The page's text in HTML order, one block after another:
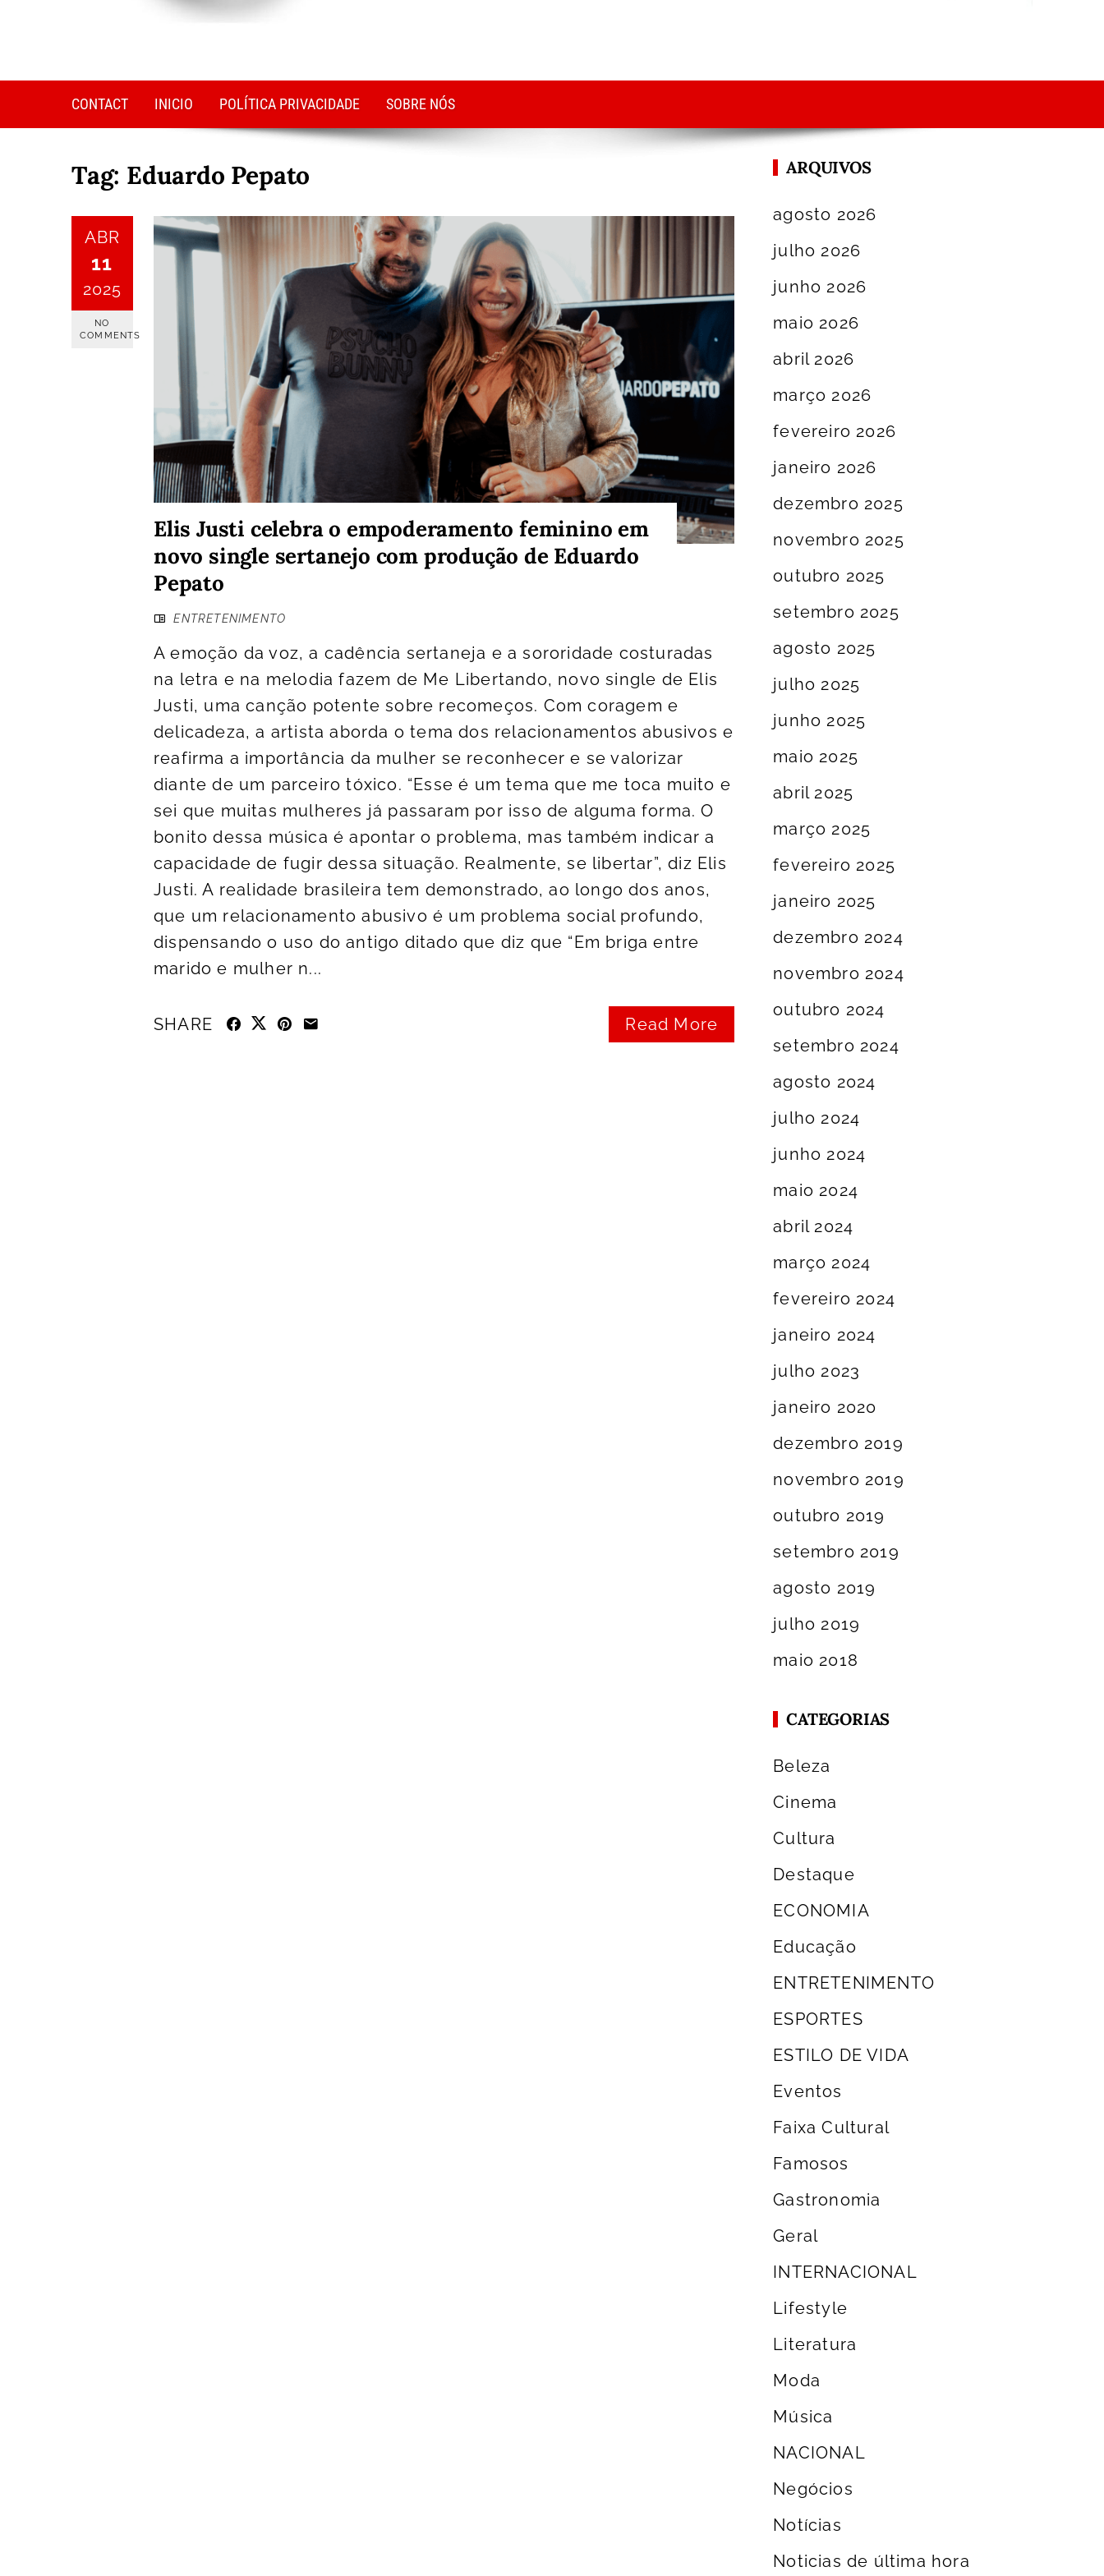
CONTACT INICIO POLÍTICA PRIVACIDADE SOBRE NÓS
Tag: Eduardo Pepato
ABR
11
2025
NO
COMMENTS
Elis Justi celebra o empoderamento feminino em
novo single sertanejo com produção de Eduardo
Pepato
ENTRETENIMENTO
A emoção da voz, a cadência sertaneja e a sororidade costuradas
na letra e na melodia fazem de Me Libertando, novo single de Elis
Justi, uma canção potente sobre recomeços. Com coragem e
delicadeza, a artista aborda o tema dos relacionamentos abusivos e
reafirma a importância da mulher se reconhecer e se valorizar
diante de um parceiro tóxico. “Esse é um tema que me toca muito e
sei que muitas mulheres já passaram por isso de alguma forma. O
bonito dessa música é apontar o problema, mas também indicar a
capacidade de fugir dessa situação. Realmente, se libertar”, diz Elis
Justi. A realidade brasileira tem demonstrado, ao longo dos anos,
que um relacionamento abusivo é um problema social profundo,
dispensando o uso do antigo ditado que diz que “Em briga entre
marido e mulher n...
Read More
SHARE
ARQUIVOS
agosto 2026
julho 2026
junho 2026
maio 2026
abril 2026
março 2026
fevereiro 2026
janeiro 2026
dezembro 2025
novembro 2025
outubro 2025
setembro 2025
agosto 2025
julho 2025
junho 2025
maio 2025
abril 2025
março 2025
fevereiro 2025
janeiro 2025
dezembro 2024
novembro 2024
outubro 2024
setembro 2024
agosto 2024
julho 2024
junho 2024
maio 2024
abril 2024
março 2024
fevereiro 2024
janeiro 2024
julho 2023
janeiro 2020
dezembro 2019
novembro 2019
outubro 2019
setembro 2019
agosto 2019
julho 2019
maio 2018
CATEGORIAS
Beleza
Cinema
Cultura
Destaque
ECONOMIA
Educação
ENTRETENIMENTO
ESPORTES
ESTILO DE VIDA
Eventos
Faixa Cultural
Famosos
Gastronomia
Geral
INTERNACIONAL
Lifestyle
Literatura
Moda
Música
NACIONAL
Negócios
Notícias
Noticias de última hora